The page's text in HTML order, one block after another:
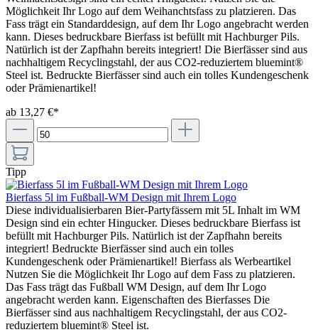
Möglichkeit Ihr Logo auf dem Weihanchtsfass zu platzieren. Das
Fass trägt ein Standarddesign, auf dem Ihr Logo angebracht werden
kann. Dieses bedruckbare Bierfass ist befüllt mit Hachburger Pils.
Natürlich ist der Zapfhahn bereits integriert! Die Bierfässer sind aus
nachhaltigem Recyclingstahl, der aus CO2-reduziertem bluemint®
Steel ist. Bedruckte Bierfässer sind auch ein tolles Kundengeschenk
oder Prämienartikel!
ab 13,27 €*
Tipp
Bierfass 5l im Fußball-WM Design mit Ihrem Logo
Diese individualisierbaren Bier-Partyfässern mit 5L Inhalt im WM
Design sind ein echter Hingucker. Dieses bedruckbare Bierfass ist
befüllt mit Hachburger Pils. Natürlich ist der Zapfhahn bereits
integriert! Bedruckte Bierfässer sind auch ein tolles
Kundengeschenk oder Prämienartikel! Bierfass als Werbeartikel
Nutzen Sie die Möglichkeit Ihr Logo auf dem Fass zu platzieren.
Das Fass trägt das Fußball WM Design, auf dem Ihr Logo
angebracht werden kann. Eigenschaften des Bierfasses Die
Bierfässer sind aus nachhaltigem Recyclingstahl, der aus CO2-
reduziertem bluemint® Steel ist.